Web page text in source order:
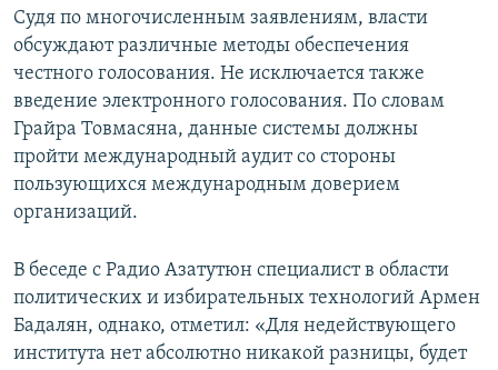
Судя по многочисленным заявлениям, власти
обсуждают различные методы обеспечения
честного голосования. Не исключается также
введение электронного голосования. По словам
Грайра Товмасяна, данные системы должны
пройти международный аудит со стороны
пользующихся международным доверием
организаций.
В беседе с Радио Азатутюн специалист в области
политических и избирательных технологий Армен
Бадалян, однако, отметил: «Для недействующего
института нет абсолютно никакой разницы, будет